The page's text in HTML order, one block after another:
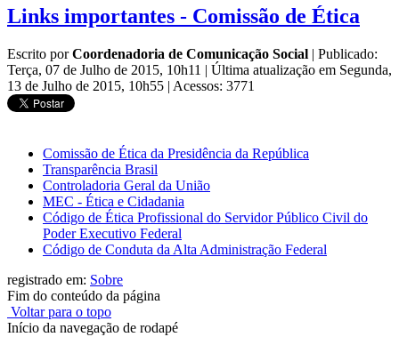
Links importantes - Comissão de Ética
Escrito porCoordenadoria de Comunicação Social | Publicado:
Terça, 07 de Julho de 2015, 10h11 | Última atualização em Segunda,
13 de Julho de 2015, 10h55 | Acessos: 3771
Comissão de Ética da Presidência da República
Transparência Brasil
Controladoria Geral da União
MEC - Ética e Cidadania
Código de Ética Profissional do Servidor Público Civil do
Poder Executivo Federal
Código de Conduta da Alta Administração Federal
registrado em: Sobre
Fim do conteúdo da página
Voltar para o topo
Início da navegação de rodapé